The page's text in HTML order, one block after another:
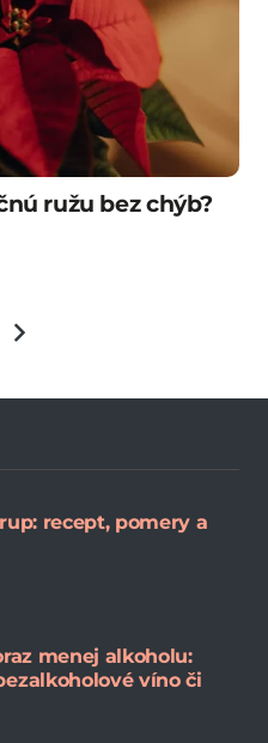
ružu bez chýb?
recept, pomery a
menej alkoholu:
víno či